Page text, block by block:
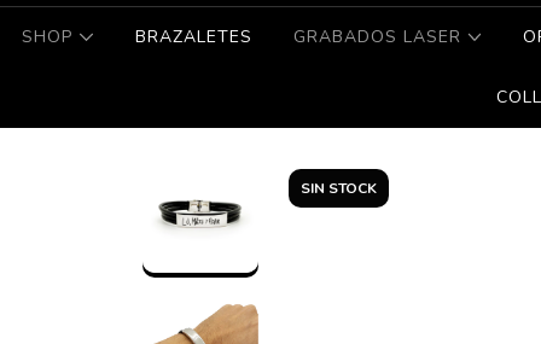
SHOP BRAZALETES GRABADOS LASER
SIN STOCK